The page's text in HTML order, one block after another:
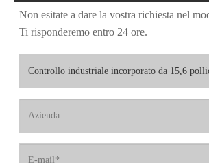
Non esitate a dare la vostra richiesta nel
Ti risponderemo entro 24 ore.